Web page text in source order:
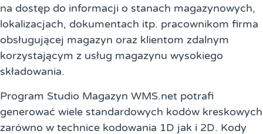
na dostęp do informacji o stanach magazynowych,
lokalizacjach, dokumentach itp. pracownikom firma
obsługującej magazyn oraz klientom zdalnym
korzystającym z usług magazynu wysokiego
składowania.
Program Studio Magazyn WMS.net potrafi
generować wiele standardowych kodów kreskowych
zarówno w technice kodowania 1D jak i 2D. Kody